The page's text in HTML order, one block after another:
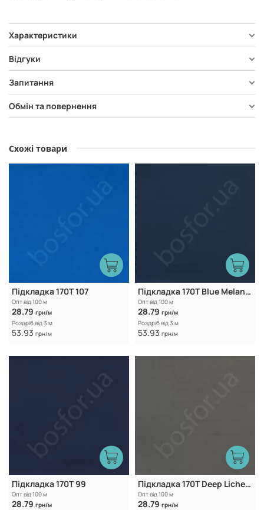
Характеристики
Відгуки
Запитання
Обмін та повернення
Схожі товари
Підкладка 170Т 107
Опт від 100 м
28.79 грн/м
Роздріб від 3 м
53.93 грн/м
Підкладка 170T Blue Melancholy
Опт від 100 м
28.79 грн/м
Роздріб від 3 м
53.93 грн/м
Підкладка 170T 99
Опт від 100 м
28.79 грн/м
Підкладка 170T Deep Lichen Green
Опт від 100 м
28.79 грн/м